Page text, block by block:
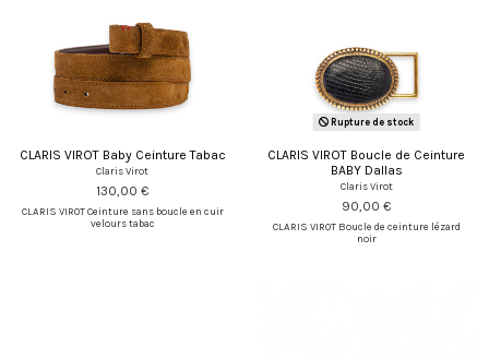
CLARIS VIROT Baby Ceinture Tabac
Claris Virot
130,00 €
CLARIS VIROT Ceinture sans boucle en cuir
velours tabac
Rupture de stock
CLARIS VIROT Boucle de Ceinture
BABY Dallas
Claris Virot
90,00 €
CLARIS VIROT Boucle de ceinture lézard
noir